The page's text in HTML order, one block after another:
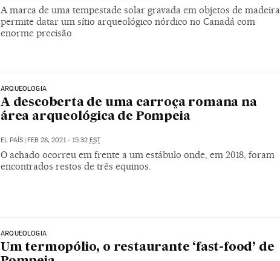
A marca de uma tempestade solar gravada em objetos de madeira
permite datar um sítio arqueológico nórdico no Canadá com
enorme precisão
ARQUEOLOGIA
A descoberta de uma carroça romana na
área arqueológica de Pompeia
EL PAÍS FEB 28, 2021 - 15:32 EST
O achado ocorreu em frente a um estábulo onde, em 2018, foram
encontrados restos de três equinos.
ARQUEOLOGIA
Um termopólio, o restaurante ‘fast-food’ de